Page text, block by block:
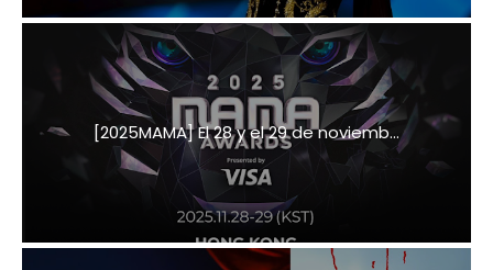
[2025MAMA] El 28 y el 29 de noviemb...